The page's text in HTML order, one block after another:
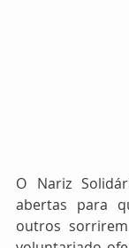
O Nariz
abertas para
outros